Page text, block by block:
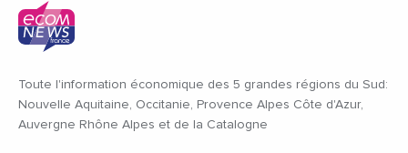
Toute l'information économique des 5 grandes régions du Sud:
Nouvelle Aquitaine, Occitanie, Provence Alpes Côte d'Azur,
Auvergne Rhône Alpes et de la Catalogne